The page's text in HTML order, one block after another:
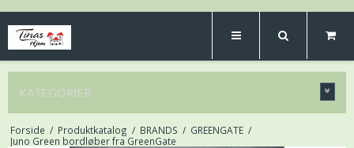
KATEGORIER
Forside / Produktkatalog / BRANDS / GREENGATE /
Juno Green bordløber fra GreenGate